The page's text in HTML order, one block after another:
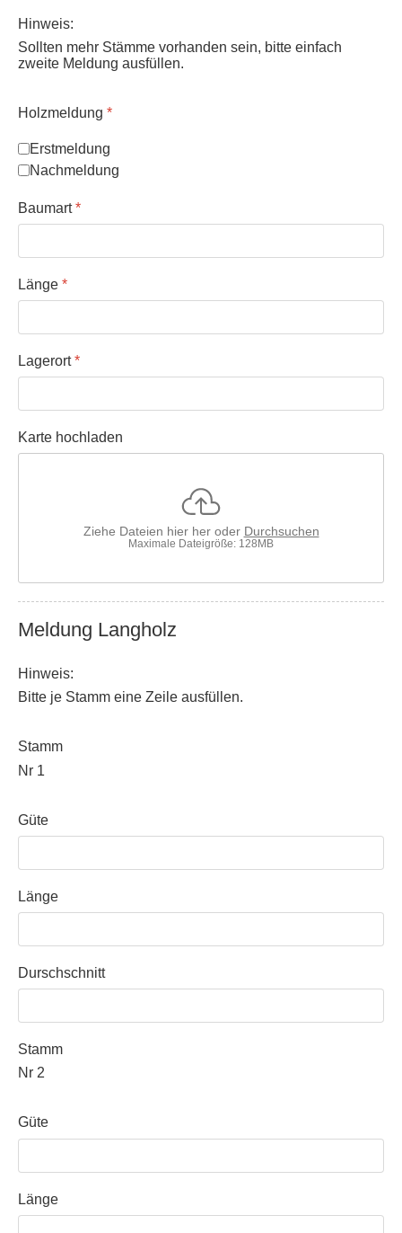
Hinweis:
Sollten mehr Stämme vorhanden sein, bitte einfach
zweite Meldung ausfüllen.
Holzmeldung *
Erstmeldung
Nachmeldung
Baumart*
Länge *
Lagerort*
Karte hochladen
Ziehe Dateien hier her oder Durchsuchen
Maximale Dateigröße: 128MB
Meldung Langholz
Hinweis:
Bitte je Stamm eine Zeile ausfüllen.
Stamm
Nr 1
Güte
Länge
Durschschnitt
Stamm
Nr 2
Güte
Länge